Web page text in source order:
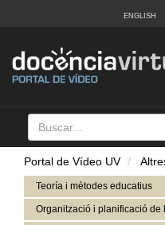
ENGLISH
Buscar
Portal de Vídeo UV
Teoría i mètodes educatius
Organització i planificació de